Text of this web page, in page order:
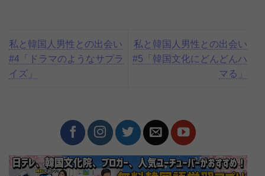
私と韓国人男性との出会い
#4「ドラマのようなサプラ
イズ」
私と韓国人男性との出会い
#5「韓国文化にどんどんハ
マる」